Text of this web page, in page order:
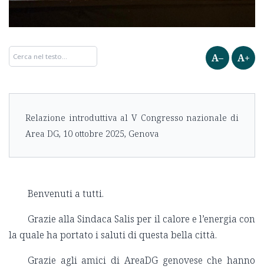
A– A+
Relazione introduttiva al V Congresso nazionale di
Area DG, 10 ottobre 2025, Genova
Benvenuti a tutti.
Grazie alla Sindaca Salis per il calore e l’energia con
la quale ha portato i saluti di questa bella città.
Grazie agli amici di AreaDG genovese che hanno